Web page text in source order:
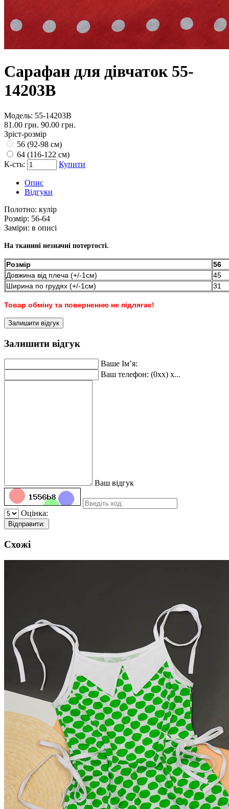
Сарафан для дівчаток 55-
14203В
Модель: 55-14203В
81.00 грн. 90.00 грн.
Зріст-розмір
56 (92-98 см)
64 (116-122 см)
К-сть:
Купити
Опис
Відгуки
Полотно: кулір
Розмір: 56-64
Заміри: в описі
На тканині незначні потертості.
Розмір
56
Довжина від плеча (+/-1см)
45
Ширина по грудях (+/-1см)
31
Товар обміну та поверненню не підлягає!
Залишити відгук
Залишити відгук
Ваше Ім’я:
Ваш телефон: (0xx) x...
Ваш відгук
Оцінка:
Відправити:
Схожі